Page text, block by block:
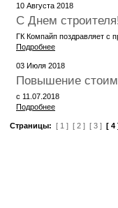
10 Августа 2018
С Днем
ГК Компайп поздравляет с
Подробнее
03 Июля 2018
Повышение
с 11.07.2018
Подробнее
Страницы: [ 1 ] [ 2 ] [ 3 ] [ 4